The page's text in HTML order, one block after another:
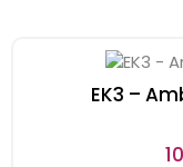
EK3 –